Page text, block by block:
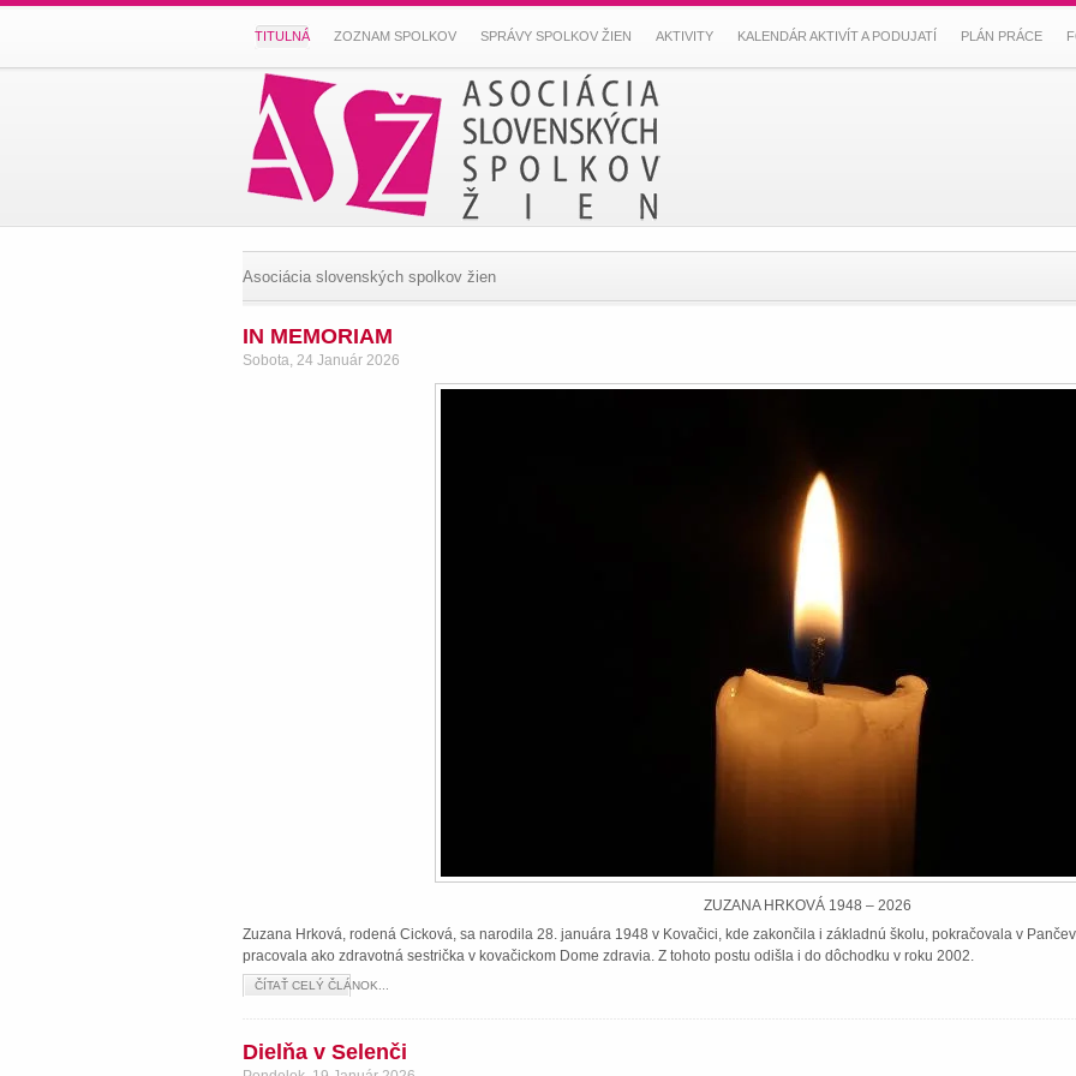
TITULNÁ ZOZNAM SPOLKOV SPRÁVY SPOLKOV ŽIEN AKTIVITY KALENDÁR AKTIVÍT A PODUJATÍ PLÁN PRÁCE
Asociácia slovenských spolkov žien
IN MEMORIAM
Sobota, 24 Január 2026
ZUZANA HRKOVÁ 1948 – 2026
Zuzana Hrková, rodená Cicková, sa narodila 28. januára 1948 v Kovačici, kde zakončila i základnú školu, pokračovala v
pracovala ako zdravotná sestrička v kovačickom Dome zdravia. Z tohoto postu odišla i do dôchodku v roku 2002.
ČÍTAŤ CELÝ ČLÁNOK...
Dielňa v Selenči